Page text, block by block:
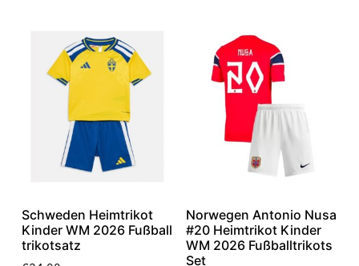
Schweden Heimtrikot
Kinder WM 2026 Fußball
trikotsatz
Norwegen Antonio Nusa
#20 Heimtrikot Kinder
WM 2026 Fußballtrikots
Set